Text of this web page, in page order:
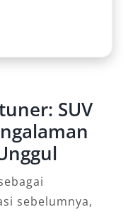
SUV
sebelumnya,